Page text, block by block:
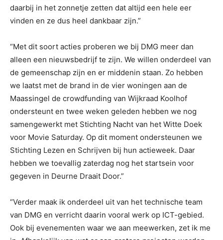
daarbij in het zonnetje zetten dat altijd een hele eer
vinden en ze dus heel dankbaar zijn.”
“Met dit soort acties proberen we bij DMG meer dan
alleen een nieuwsbedrijf te zijn. We willen onderdeel van
de gemeenschap zijn en er middenin staan. Zo hebben
we laatst met de brand in de vier woningen aan de
Maassingel de crowdfunding van Wijkraad Koolhof
ondersteunt en twee weken geleden hebben we nog
samengewerkt met Stichting Nacht van het Witte Doek
voor Movie Saturday. Op dit moment ondersteunen we
Stichting Lezen en Schrijven bij hun actieweek. Daar
hebben we toevallig zaterdag nog het startsein voor
gegeven in Deurne Draait Door.”
“Verder maak ik onderdeel uit van het technische team
van DMG en verricht daarin vooral werk op ICT-gebied.
Ook bij evenementen waar we aan meewerken, zet ik me